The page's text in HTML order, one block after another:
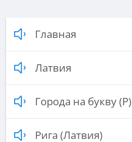
Главная
Латвия
Города на букву (Р)
Рига (Латвия)